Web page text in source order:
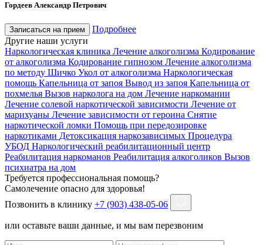
Гордеев Александр Петрович
Записаться на прием
Подробнее
Другие наши услуги
Наркологическая клиника Лечение алкоголизма Кодирование
от алкоголизма Кодирование гипнозом Лечение алкоголизма
по методу Шичко Укол от алкоголизма Наркологическая
помощь Капельница от запоя Вывод из запоя Капельница от
похмелья Вызов нарколога на дом Лечение наркомании
Лечение солевой наркотической зависимости Лечение от
марихуаны Лечение зависимости от героина Снятие
наркотической ломки Помощь при передозировке
наркотиками Детоксикация наркозависимых Процедура
УБОД Наркологический реабилитационный центр
Реабилитация наркоманов Реабилитация алкоголиков Вызов
психиатра на дом
Требуется профессиональная помощь?
Самолечение опасно для здоровья!
Позвонить в клинику +7 (903) 438-05-06
или оставьте ваши данные, и мы вам перезвоним